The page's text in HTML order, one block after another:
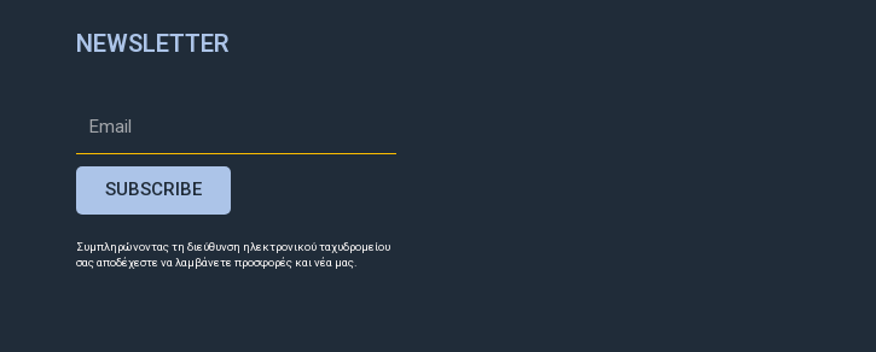
NEWSLETTER
SUBSCRIBE
Συμπληρώνοντας τη διεύθυνση ηλεκτρονικού ταχυδρομείου
σας αποδέχεστε να λαμβάνετε προσφορές και νέα μας.